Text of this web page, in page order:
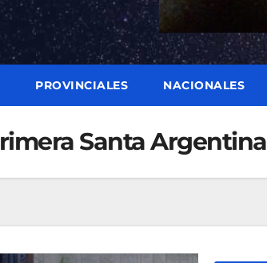
PROVINCIALES NACIONALES
Santa Argentina